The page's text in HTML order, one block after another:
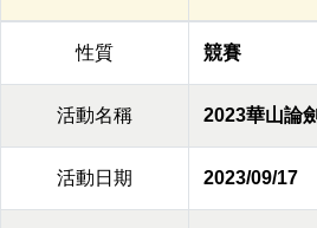
性質 競賽
活動名稱 2023華山論
活動日期 2023/09/17